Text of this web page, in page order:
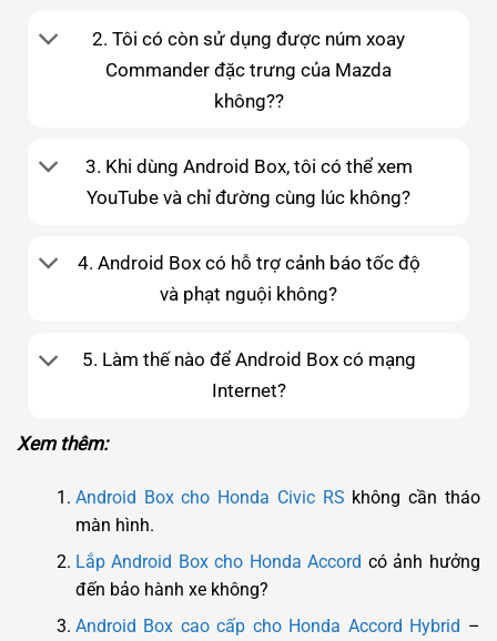
2. Tôi có còn sử dụng được núm xoay
Commander đặc trưng của Mazda
không??
3. Khi dùng Android Box, tôi có thể xem
YouTube và chỉ đường cùng lúc không?
4. Android Box có hỗ trợ cảnh báo tốc độ
và phạt nguội không?
5. Làm thế nào để Android Box có mạng
Internet?
Xem thêm:
Android Box cho Honda Civic RS không cần tháo
màn hình.
Lắp Android Box cho Honda Accord có ảnh hưởng
đến bảo hành xe không?
Android Box cao cấp cho Honda Accord Hybrid –